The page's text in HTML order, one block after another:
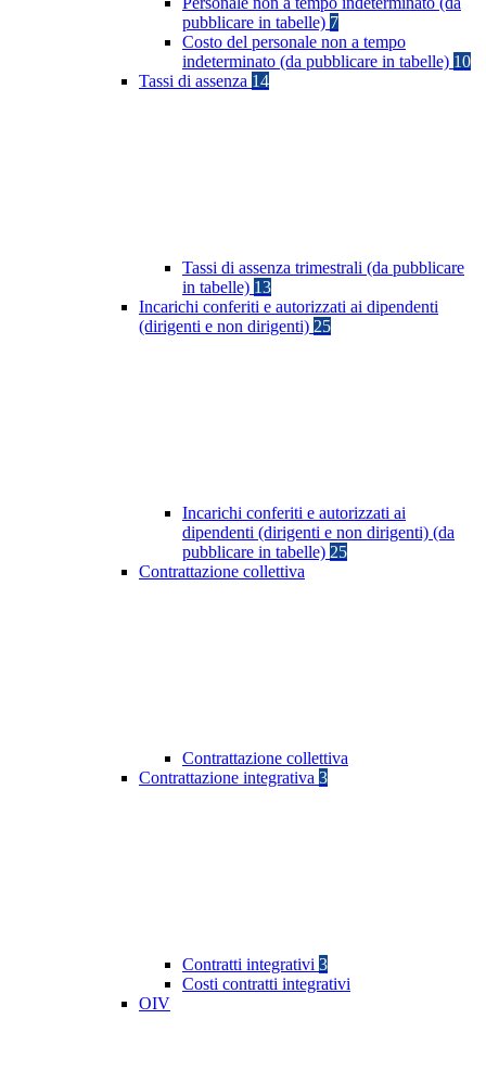
pubblicare in tabelle) 7
Costo del personale non a tempo
indeterminato (da pubblicare in tabelle) 10
Tassi di assenza 14
Tassi di assenza trimestrali (da pubblicare
in tabelle) 13
Incarichi conferiti e autorizzati ai dipendenti
(dirigenti e non dirigenti) 25
Incarichi conferiti e autorizzati ai
dipendenti (dirigenti e non dirigenti) (da
pubblicare in tabelle) 25
Contrattazione collettiva
Contrattazione collettiva
Contrattazione integrativa 3
Contratti integrativi 3
Costi contratti integrativi
OIV